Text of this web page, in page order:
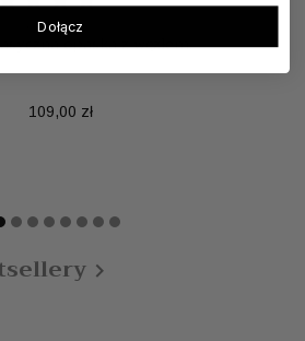
7 Opinia(e)
opaska z węzłem.
Cena
109,00 zł

Dołącz